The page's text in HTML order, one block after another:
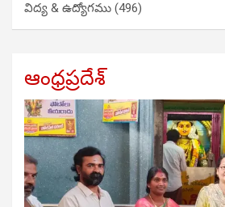
విద్య & ఉద్యోగము (496)
ఆంధ్రప్రదేశ్